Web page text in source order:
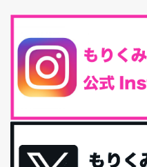
腸内環境を整えることは、健康
は思っています。 ヒトの免...
iHerb特大セール終了間近！み
最近お風呂上がりの炭酸水をシ
今回は、最近毎回定期的に購入
礼品トップ５を紹介します。今